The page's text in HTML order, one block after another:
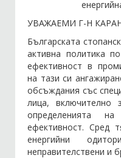
Членове
Стани член
УВАЖАЕМИ Г-Н
Българската
активна политика
ефективност в
на тази си
обсъждания със
лица, включително
определенията
ефективност. Сред
енергийни
неправителствени и